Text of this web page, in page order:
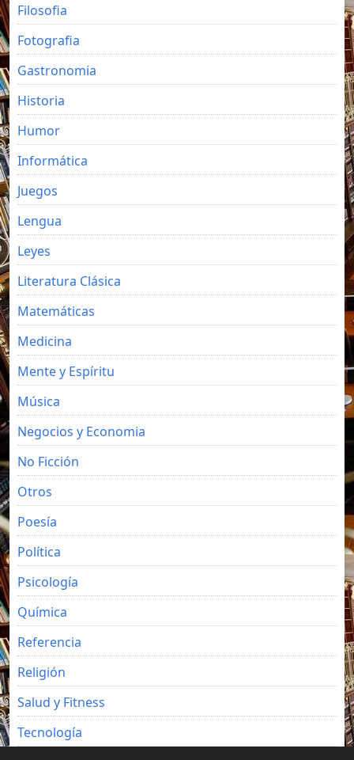
Filosofia
Fotografia
Gastronomia
Historia
Humor
Informática
Juegos
Lengua
Leyes
Literatura Clásica
Matemáticas
Medicina
Mente y Espíritu
Música
Negocios y Economia
No Ficción
Otros
Poesía
Política
Psicología
Química
Referencia
Religión
Salud y Fitness
Tecnología